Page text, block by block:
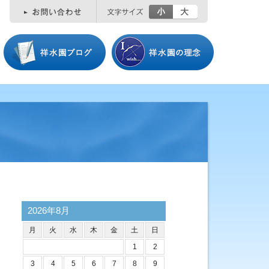
小
2026年8月
月 火 水 木 金 土
日
1
2
3
4 5 6 7 8 9